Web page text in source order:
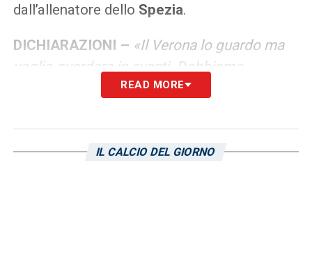
dall’allenatore dello Spezia.
DICHIARAZIONI – «Il Verona lo guardo ma
voglio guardare in avanti. Dobbiamo
recuperare in avanti più che guardare dietro,
LA PLAYLIST DELLE NOSTRE TOP NEWS
READ MORE
IL CALCIO DEL GIORNO